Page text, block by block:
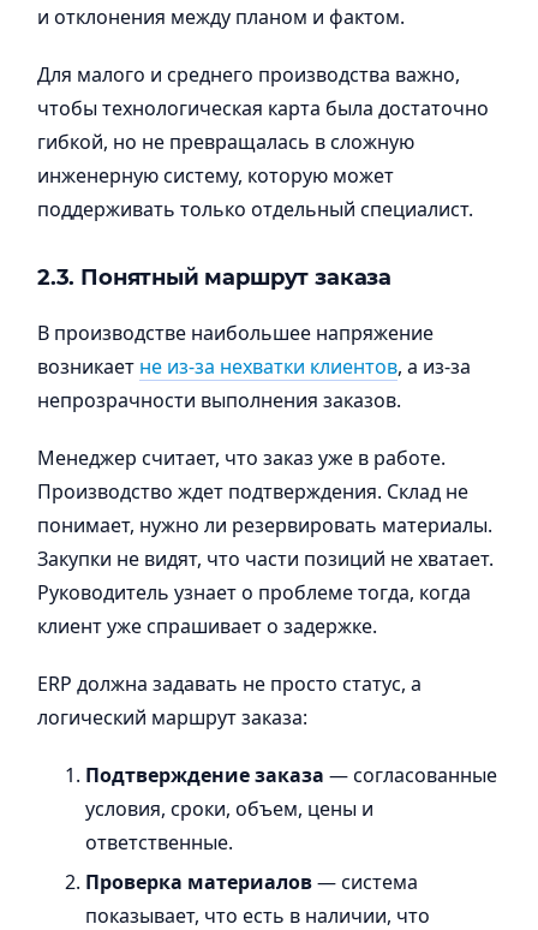
и отклонения между планом и фактом.
Для малого и среднего производства важно,
чтобы технологическая карта была достаточно
гибкой, но не превращалась в сложную
инженерную систему, которую может
поддерживать только отдельный специалист.
2.3. Понятный маршрут заказа
В производстве наибольшее напряжение
возникает не из-за нехватки клиентов, а из-за
непрозрачности выполнения заказов.
Менеджер считает, что заказ уже в работе.
Производство ждет подтверждения. Склад не
понимает, нужно ли резервировать материалы.
Закупки не видят, что части позиций не хватает.
Руководитель узнает о проблеме тогда, когда
клиент уже спрашивает о задержке.
ERP должна задавать не просто статус, а
логический маршрут заказа:
Подтверждение заказа — согласованные
условия, сроки, объем, цены и
ответственные.
Проверка материалов— система
показывает, что есть в наличии, что